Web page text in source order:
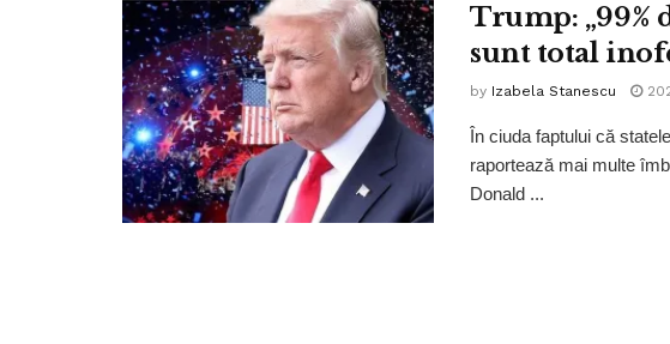
Trump: „99%
sunt total
by Izabela Stanescu
În ciuda faptului că
raportează mai multe
Donald ...